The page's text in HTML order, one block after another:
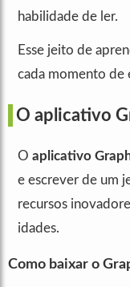
habilidade de ler.
Esse jeito de
cada momento de
O aplicativo
O aplicativo
e escrever de um
recursos
idades.
Como baixar o